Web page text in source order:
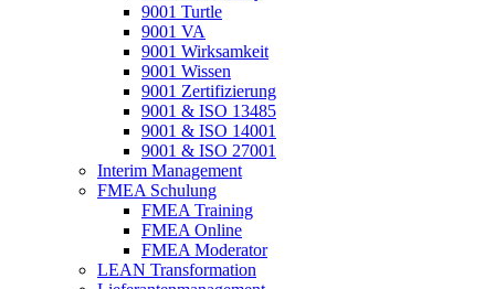
9001 Turtle
9001 VA
9001 Wirksamkeit
9001 Wissen
9001 Zertifizierung
9001 & ISO 13485
9001 & ISO 14001
9001 & ISO 27001
Interim Management
FMEA Schulung
FMEA Training
FMEA Online
FMEA Moderator
LEAN Transformation